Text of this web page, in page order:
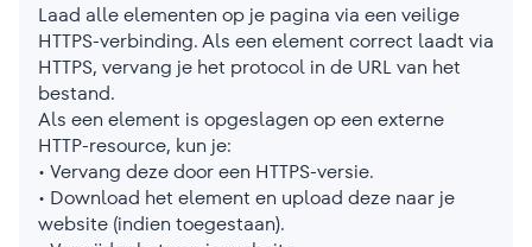
Laad alle elementen op je pagina via een veilige
HTTPS-verbinding. Als een element correct laadt via
HTTPS, vervang je het protocol in de URL van het
bestand.
Als een element is opgeslagen op een externe
HTTP-resource, kun je:
• Vervang deze door een HTTPS-versie.
• Download het element en upload deze naar je
website (indien toegestaan).